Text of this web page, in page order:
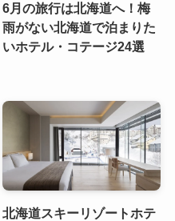
6月の旅行は北海道へ！梅
雨がない北海道で泊まりた
いホテル・コテージ24選
北海道スキーリゾートホテ